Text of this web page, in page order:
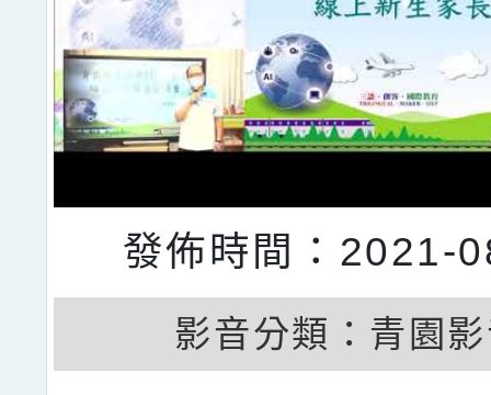
發佈時間：2021-
影音分類： 青園